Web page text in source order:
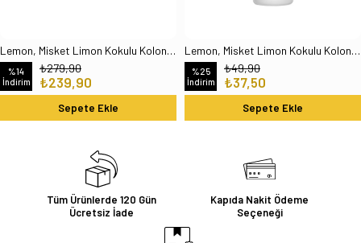
Lemon, Misket Limon Kokulu Kolonya - 250 ml Cam Şişe
%14
İndirim
₺239,90
₺279,90
Sepete Ekle
Lemon, Misket Limon Kokulu Kolonya - 30 ml Plastik Şişe
%25
İndirim
₺37,50
₺49,90
Sepete Ekle
Tüm Ürünlerde 120 Gün
Ücretsiz İade
Kapıda Nakit Ödeme
Seçeneği